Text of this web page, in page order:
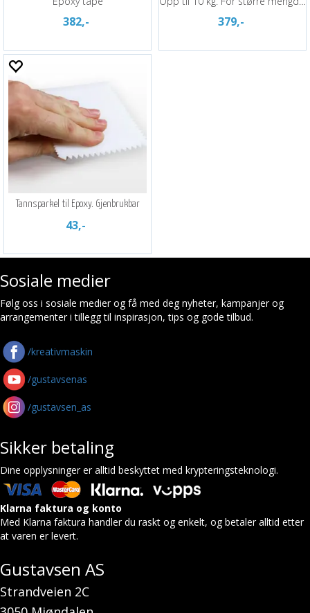
382,- 379,-
Tannsparkel til Epoxy. Gjenbrukbar
43,-
Sosiale medier
Følg oss i sosiale medier og få med deg nyheter, kampanjer og
arrangementer i tillegg til inspirasjon, tips og gode tilbud.
/kreativmaskin
/gustavsenas
/gustavsen_as
Sikker betaling
Dine opplysninger er alltid beskyttet med krypteringsteknologi.
Klarna faktura og konto
Med Klarna faktura handler du raskt og enkelt, og betaler alltid etter
at varen er levert.
Gustavsen AS
Strandveien 2C